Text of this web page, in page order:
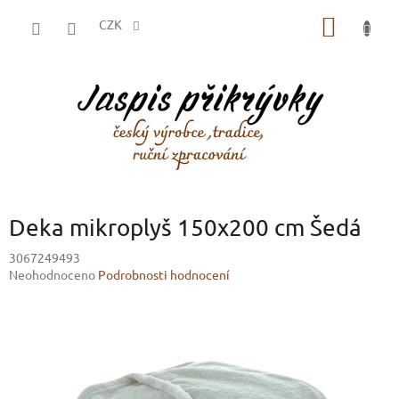
CZK
Deka mikroplyš 150x200 cm Šedá
3067249493
Průměrné
Neohodnoceno Podrobnosti hodnocení